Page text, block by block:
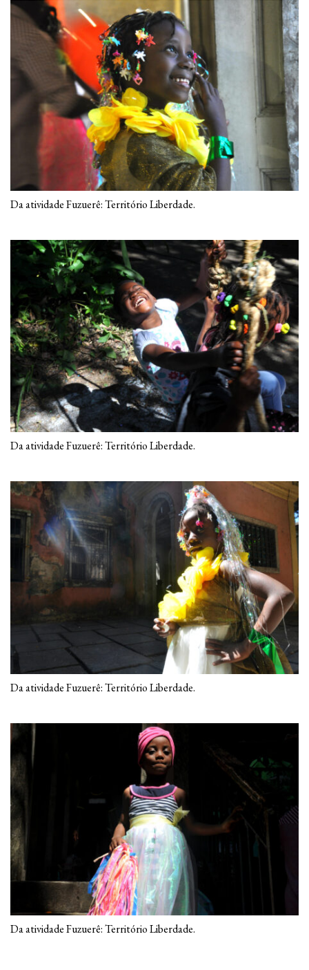
Da atividade Fuzuerê: Território Liberdade.
Da atividade Fuzuerê: Território Liberdade.
Da atividade Fuzuerê: Território Liberdade.
Da atividade Fuzuerê: Território Liberdade.